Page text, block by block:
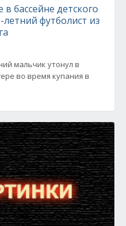
бассейне детского
летний футболист из
мальчик утонул в
во время купания в